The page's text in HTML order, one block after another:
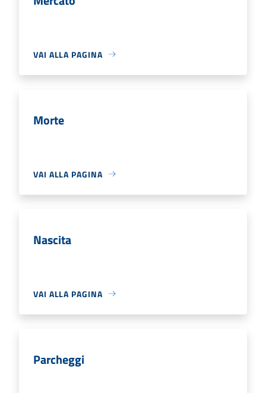
VAI ALLA PAGINA
Morte
VAI ALLA PAGINA
Nascita
VAI ALLA PAGINA
Parcheggi